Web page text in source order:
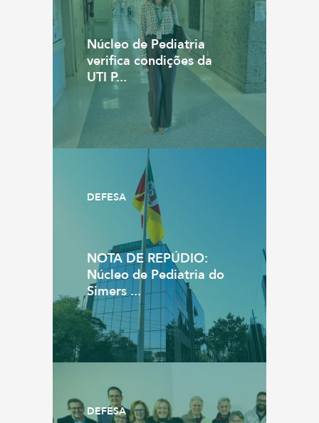
Núcleo de Pediatria
verifica condições da
UTI P...
DEFESA
NOTA DE REPÚDIO:
Núcleo de Pediatria do
Simers ...
DEFESA